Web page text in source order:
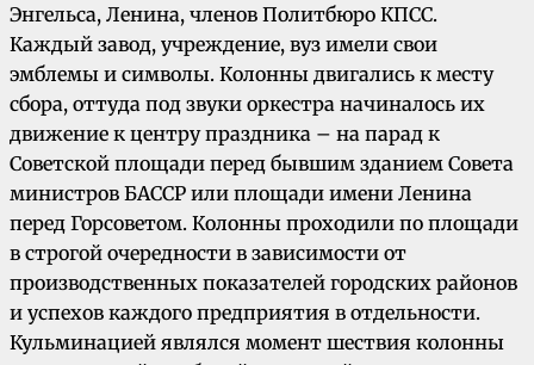
Энгельса, Ленина, членов Политбюро КПСС.
Каждый завод, учреждение, вуз имели свои
эмблемы и символы. Колонны двигались к месту
сбора, оттуда под звуки оркестра начиналось их
движение к центру праздника – на парад к
Советской площади перед бывшим зданием Совета
министров БАССР или площади имени Ленина
перед Горсоветом. Колонны проходили по площади
в строгой очередности в зависимости от
производственных показателей городских районов
и успехов каждого предприятия в отдельности.
Кульминацией являлся момент шествия колонны